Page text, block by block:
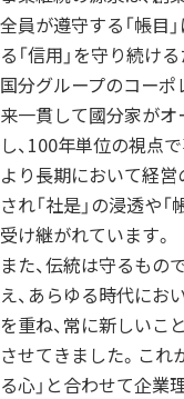
全員が遵守する「帳目
る「信用」を守り続け
国分グループのコーポ
来一貫して國分家がオ
し、100年単位の視点
より長期において経
され「社是」の浸透や
受け継がれています。
また、伝統は守るもの
え、あらゆる時代にお
を重ね、常に新しいこ
させてきました。これ
る心」と合わせて企業